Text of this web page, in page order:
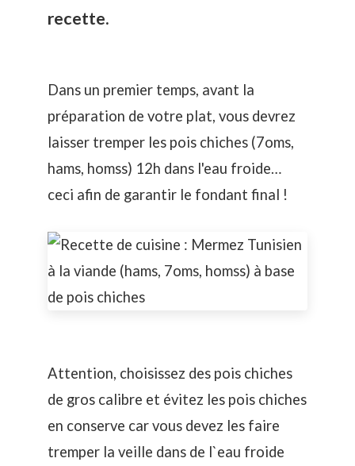
recette.
Dans un premier temps, avant la
préparation de votre plat, vous devrez
laisser tremper les pois chiches (7oms,
hams, homss) 12h dans l'eau froide…
ceci afin de garantir le fondant final !
Attention, choisissez des pois chiches
de gros calibre et évitez les pois chiches
en conserve car vous devez les faire
tremper la veille dans de l`eau froide